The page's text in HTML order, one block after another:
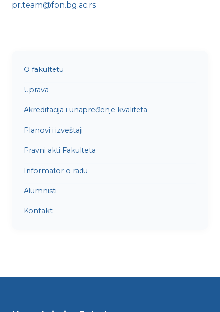
O fakultetu
Uprava
Akreditacija i unapređenje kvaliteta
Planovi i izveštaji
Pravni akti Fakulteta
Informator o radu
Alumnisti
Kontakt
pr.team@fpn.bg.ac.rs